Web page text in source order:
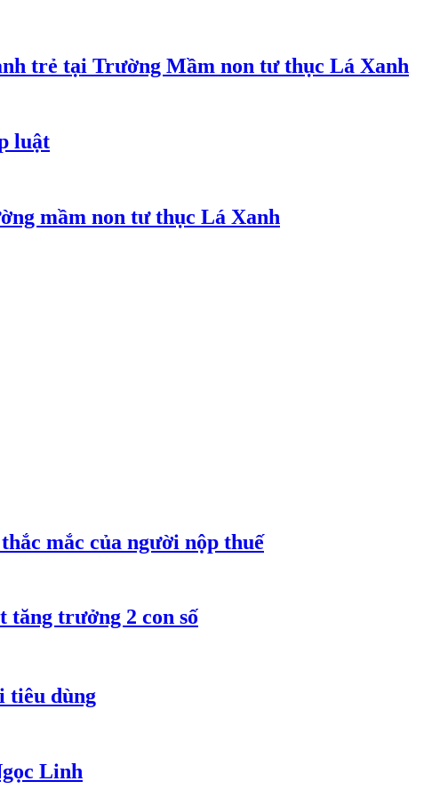
trẻ tại Trường Mầm non tư thục Lá Xanh
luật
mầm non tư thục Lá Xanh
mắc của người nộp thuế
tăng trưởng 2 con số
tiêu dùng
Linh